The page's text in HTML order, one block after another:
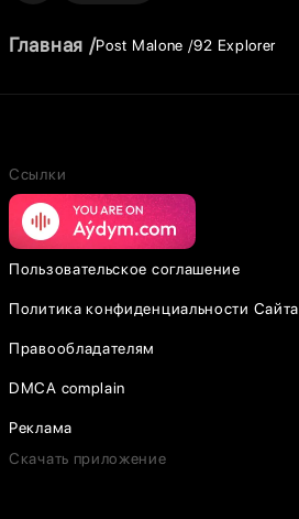
Главная Post Malone 92 Explorer
Ссылки
Пользовательское соглашение
Политика конфиденциальности Сайта
Правообладателям
DMCA complain
Реклама
Скачать приложение